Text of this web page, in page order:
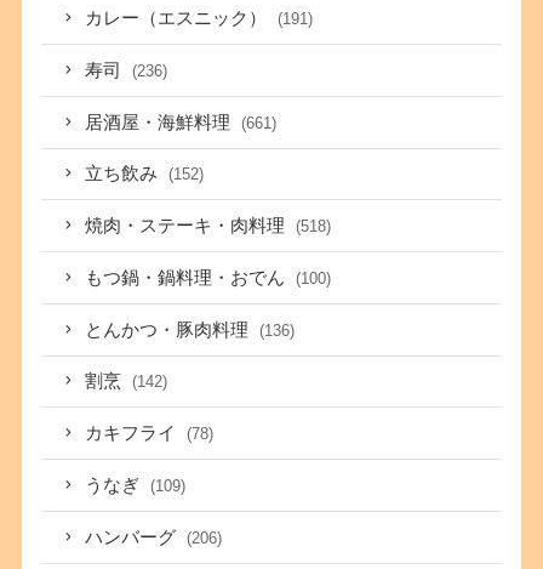
カレー（エスニック） (191)
寿司 (236)
居酒屋・海鮮料理 (661)
立ち飲み (152)
焼肉・ステーキ・肉料理 (518)
もつ鍋・鍋料理・おでん (100)
とんかつ・豚肉料理 (136)
割烹 (142)
カキフライ (78)
うなぎ (109)
ハンバーグ (206)